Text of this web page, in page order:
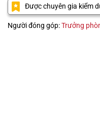
Được chuyên gia kiểm
Người đóng góp:Trưởng